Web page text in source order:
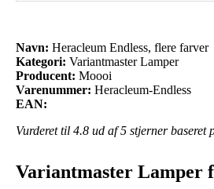
Navn: Heracleum Endless, flere farver
Kategori: Variantmaster Lamper
Producent: Moooi
Varenummer: Heracleum-Endless
EAN:
Vurderet til 4.8 ud af 5 stjerner baseret
Variantmaster Lamper